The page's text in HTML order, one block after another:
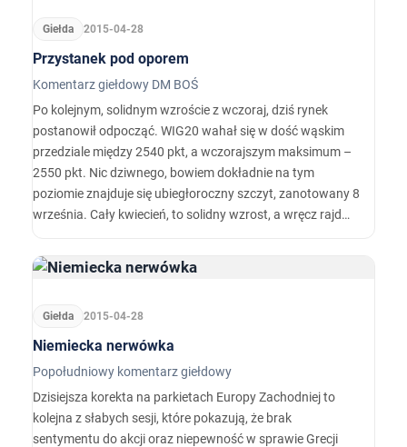
Giełda 2015-04-28
Przystanek pod oporem
Komentarz giełdowy DM BOŚ
Po kolejnym, solidnym wzroście z wczoraj, dziś rynek
postanowił odpocząć. WIG20 wahał się w dość wąskim
przedziale między 2540 pkt, a wczorajszym maksimum –
2550 pkt. Nic dziwnego, bowiem dokładnie na tym
poziomie znajduje się ubiegłoroczny szczyt, zanotowany 8
września. Cały kwiecień, to solidny wzrost, a wręcz rajd
Giełda 2015-04-28
Niemiecka nerwówka
Popołudniowy komentarz giełdowy
Dzisiejsza korekta na parkietach Europy Zachodniej to
kolejna z słabych sesji, które pokazują, że brak
sentymentu do akcji oraz niepewność w sprawie Grecji